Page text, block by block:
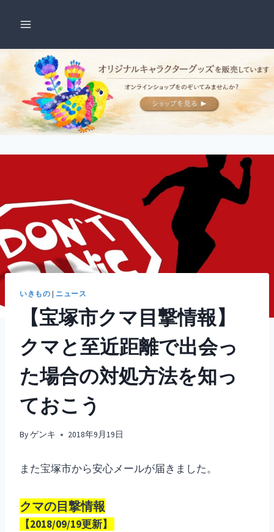
ス
ッ
プ
いきもの | ニュース
【宝塚市クマ目撃情報】
クマと至近距離で出会っ
た場合の対処方法を知っ
ておこう
Byゲンキ 2018年9月19日
また宝塚市から安心メールが届きました。
クマの目撃情報
【2018/09/19更新】